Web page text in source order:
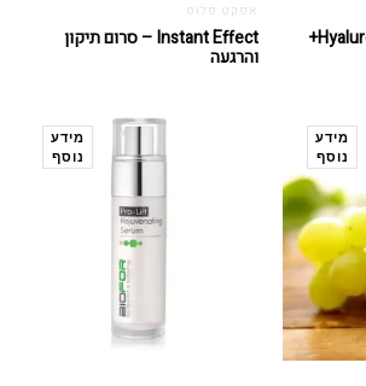
אפקט פלוס
Instant Effect – סרום תיקון
והרגעה
מידע
נוסף
מידע
נוסף